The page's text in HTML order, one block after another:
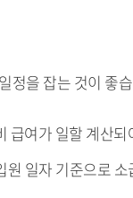
정을 잡는 것이 좋
급여가 일할 계산되
일자 기준으로